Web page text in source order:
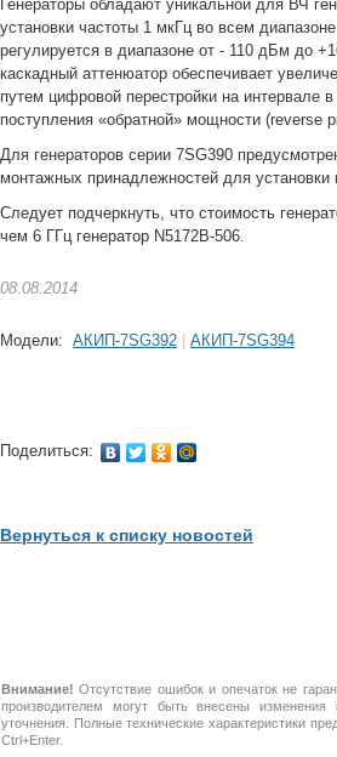
Генераторы обладают уникальной для ВЧ
установки частоты 1 мкГц во всем
регулируется в диапазоне от - 110 дБм до
каскадный аттенюатор обеспечивает
путем цифровой перестройки на интервале
поступления «обратной» мощности
Для генераторов серии 7SG390
монтажных принадлежностей для установки
Следует подчеркнуть, что стоимость
чем 6 ГГц генератор N5172B-506.
08.08.2014
Модели: АКИП-7SG392 АКИП-7SG394
Поделиться:
Вернуться к списку новостей
Внимание! Отсутствие ошибок и опечаток не
производителем могут быть внесены изменения
уточнения. Полные технические характеристики
Ctrl+Enter.